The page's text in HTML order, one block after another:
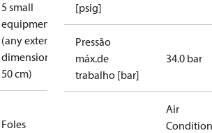
5 small
equipment
(any external
dimension <
50 cm)
Foles
[psig]
Pressão
máx.de
trabalho [bar]
34.0 bar
Air